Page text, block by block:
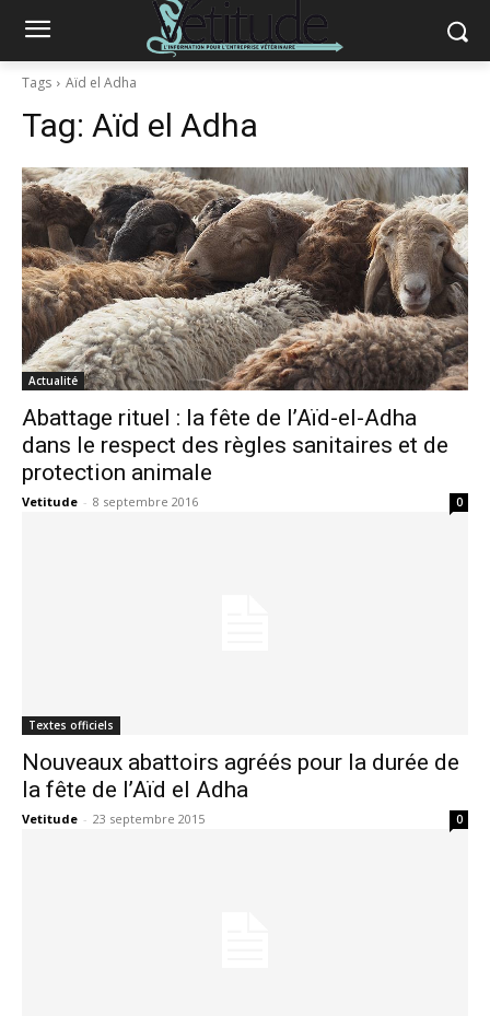
Tags Aïd el Adha
Tag: Aïd el Adha
Actualité
Abattage rituel : la fête de l’Aïd-el-Adha
dans le respect des règles sanitaires et de
protection animale
Vetitude - 8 septembre 2016 0
Textes officiels
Nouveaux abattoirs agréés pour la durée de
la fête de l’Aïd el Adha
Vetitude - 23 septembre 2015 0